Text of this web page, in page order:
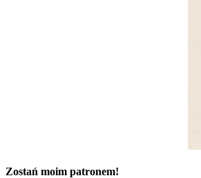
Zostań moim patronem!